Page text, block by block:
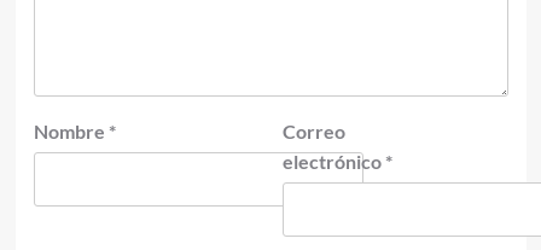
Nombre *
Correo
electrónico *